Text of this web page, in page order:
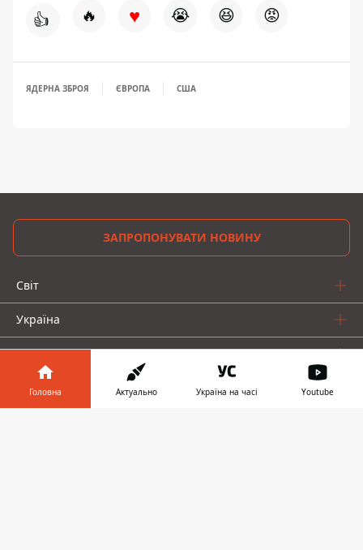
👍 🔥 ♥ 😭 😆 😡
ЯДЕРНА ЗБРОЯ ЄВРОПА США
ЗАПРОПОНУВАТИ НОВИНУ
Світ
Україна
Київ
Регіони
Головна Актуально Україна на часі Youtube